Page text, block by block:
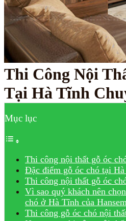
Thi Công Nội
Tại Hà Tĩnh
Mục lục
Thi công nội thất gỗ óc
Đặc điểm gỗ óc chó tại
Thi công nội thất gỗ óc
Vì sao quý khách nên
chó ở Hà Tĩnh của
Thi công gỗ óc chó nội